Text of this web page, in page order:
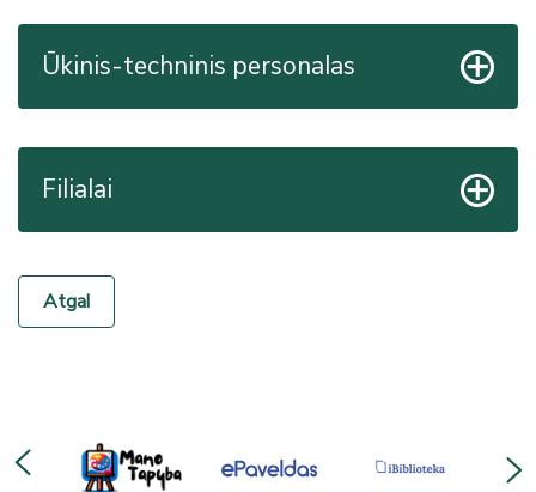
Ūkinis-techninis personalas
Filialai
Atgal